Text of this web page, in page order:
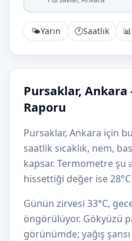
🌤️Yarın 🕐Saatlik 📊
Pursaklar,
Raporu
Pursaklar, Ankara için
saatlik sıcaklık, nem,
kapsar. Termometre şu
hissettiği değer ise 28°C
Günün zirvesi 33°C,
öngörülüyor. Gökyüzü
görünümde; yağış şansı